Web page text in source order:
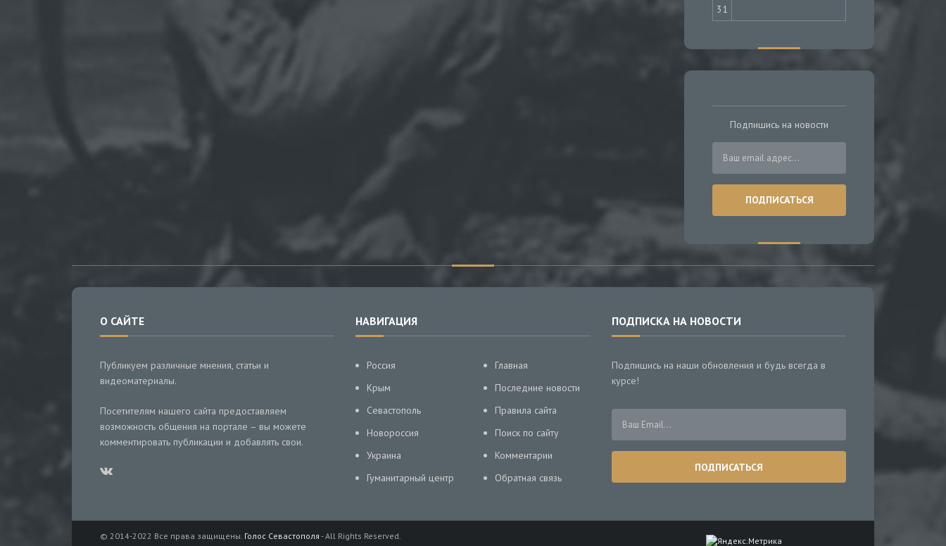
31
Подпишись на новости
О САЙТЕ
Публикуем различные мнения, статьи и
видеоматериалы.
Посетителям нашего сайта предоставляем
возможность общения на портале – вы можете
комментировать публикации и добавлять свои.
НАВИГАЦИЯ
Россия
Крым
Севастополь
Новороссия
Украина
Гуманитарный центр
Главная
Последние новости
Правила сайта
Поиск по сайту
Комментарии
Обратная связь
ПОДПИСКА НА НОВОСТИ
Подпишись на наши обновления и будь всегда в
курсе!
© 2014-2022 Все права защищены. Голос Севастополя - All Rights Reserved.